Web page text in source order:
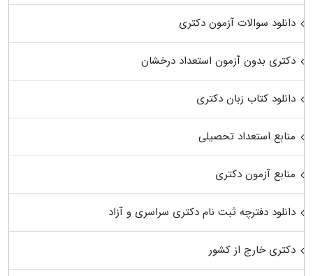
دانلود سوالات آزمون دکتری
دکتری بدون آزمون استعداد درخشان
دانلود کتاب زبان دکتری
منابع استعداد تحصیلی
منابع آزمون دکتری
دانلود دفترچه ثبت نام دکتری سراسری و آزاد
دکتری خارج از کشور